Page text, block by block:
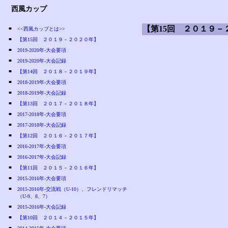
西風カップ
■
<<西風カップとは>>
■
【第15回 ２０１９－２０２０年】
■
2019-2020年-大会要項
■
2019-2020年-大会記録
■
【第14回 ２０１８－２０１９年】
■
2018-2019年-大会要項
■
2018-2019年-大会記録
■
【第13回 ２０１７－２０１８年】
■
2017-2018年-大会要項
■
2017-2018年-大会記録
■
【第12回 ２０１６－２０１７年】
■
2016-2017年-大会要項
■
2016-2017年-大会記録
■
【第11回 ２０１５－２０１６年】
■
2015-2016年-大会要項
■
2015-2016年-交流戦（U-10）、フレンドリマッチ
（U-9、8、7）
■
2015-2016年-大会記録
■
【第10回 ２０１４－２０１５年】
【第15回 ２０１９